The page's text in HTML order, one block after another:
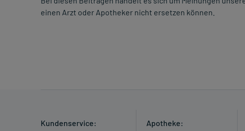
einen Arzt oder Apotheker nicht ersetzen können.
Kundenservice: Apotheke: